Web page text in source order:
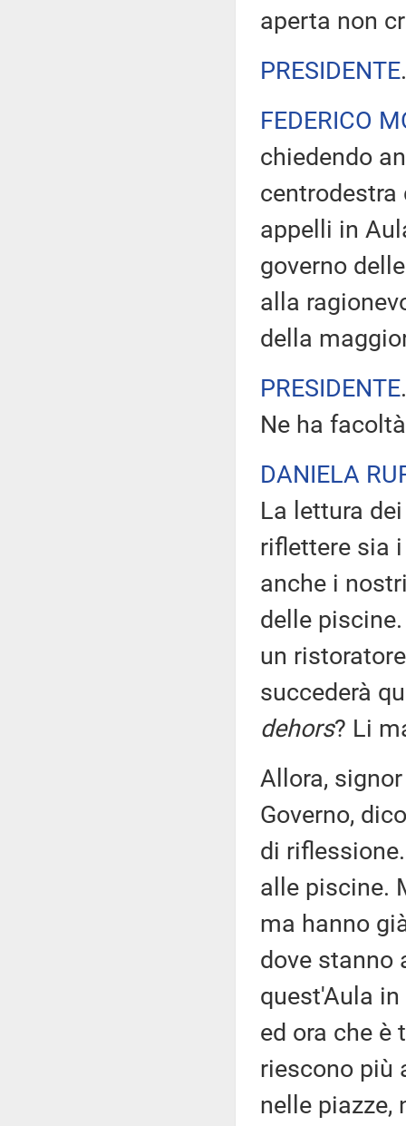
aperta non
PRESIDENTE
FEDERICO
chiedendo
appelli in
governo
alla
della
PRESIDENTE
Ne ha
DANIELA
La lettura
riflettere sia
anche i
delle
un
succederà
dehors? Li
Allora,
Governo,
di
alle piscine.
ma hanno
dove stanno
quest'Aula
ed ora che è
riescono più
nelle piazze,